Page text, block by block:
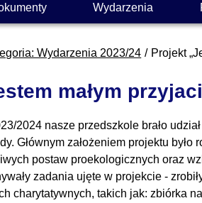
Wydarzenia
Wydarzenia 2023/24 Projekt
małym
2024 nasze przedszkole brało
Głównym założeniem projektu
postaw proekologicznych oraz
zadania ujęte w projekcie -
charytatywnych, takich jak: zbiórka